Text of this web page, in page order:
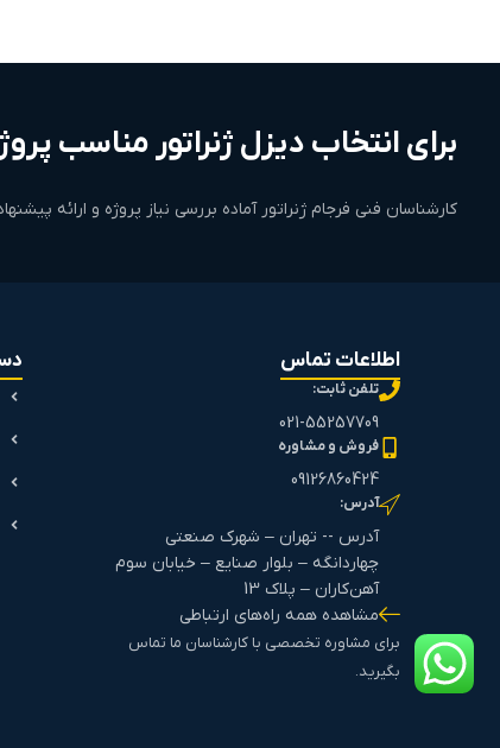
برای انتخاب دیزل ژنراتور مناسب
کارشناسان فنی فرجام ژنراتور آماده بررسی نیاز پروژه و ارائه
اطلاعات تماس
تلفن ثابت:
021-55257709
فروش و مشاوره
09126860424
آدرس:
آدرس -- تهران – شهرک صنعتی
چهاردانگه – بلوار صنایع – خیابان سوم
آهن‌کاران – پلاک 13
مشاهده همه راه‌های ارتباطی
برای مشاوره تخصصی با کارشناسان ما تماس
بگیرید.